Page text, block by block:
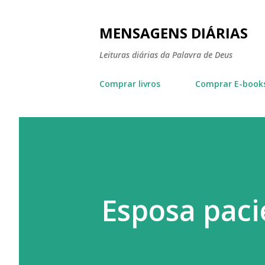
MENSAGENS DIÁRIAS
Leituras diárias da Palavra de Deus
Comprar livros Comprar E-
Esposa